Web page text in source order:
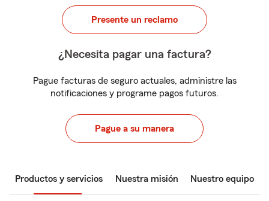
Presente un reclamo
¿Necesita pagar una factura?
Pague facturas de seguro actuales, administre las
notificaciones y programe pagos futuros.
Pague a su manera
Productos y servicios Nuestra misión Nuestro equipo